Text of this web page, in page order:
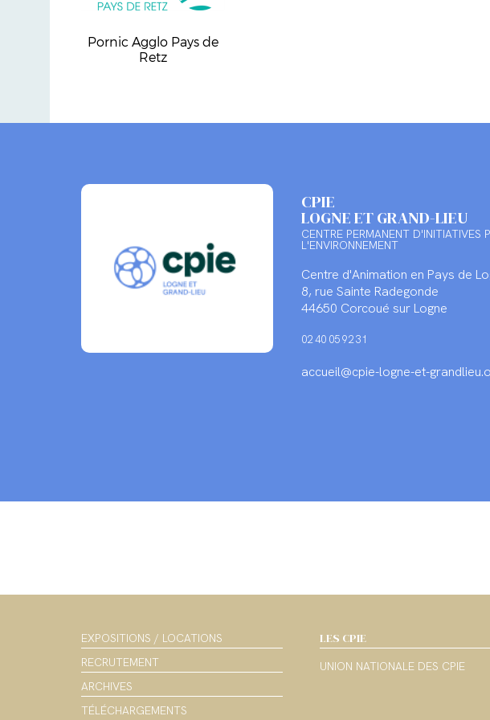
Pornic Agglo Pays de
Retz
CPIE
LOGNE ET GRAND-LIEU
CENTRE PERMANENT D'INITIATIVES
L'ENVIRONNEMENT
Centre d'Animation en Pays de
8, rue Sainte Radegonde
44650 Corcoué sur Logne
02 40 05 92 31
accueil@cpie-logne-et-
EXPOSITIONS / LOCATIONS
RECRUTEMENT
ARCHIVES
TÉLÉCHARGEMENTS
LES CPIE
UNION NATIONALE DES CPIE